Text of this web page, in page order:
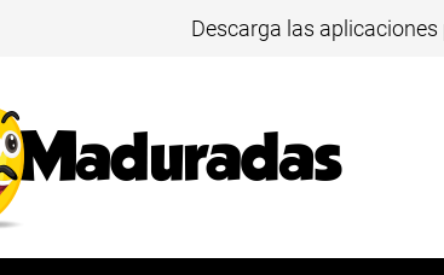
Descarga las aplicaciones